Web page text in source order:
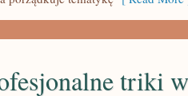
triki